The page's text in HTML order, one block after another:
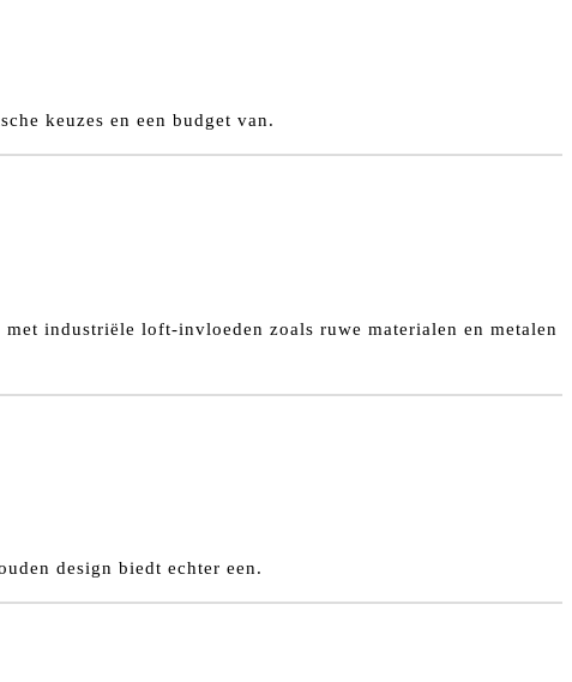
keuzes en een budget van.
industriële loft-invloeden zoals ruwe materialen en metalen
design biedt echter een.